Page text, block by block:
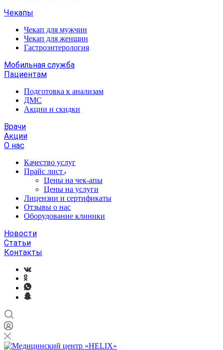
Чекапы
Чекап для мужчин
Чекап для женщин
Гастроэнтерология
Мобильная служба
Пациентам
Подготовка к анализам
­ДМС
­Акции и скидки
Врачи
Акции
О нас
Качество услуг
Прайс лист
​​​​​Цены на чек-апы
Цены на услуги
Лицензии и сертификаты
Отзывы о нас
Оборудование клиники
Новости
Статьи
Контакты